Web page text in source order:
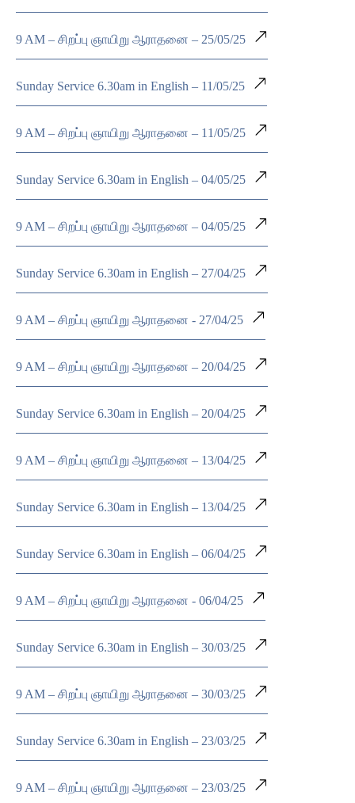
9 AM – சிறப்பு ஞாயிறு ஆராதனை – 25/05/25
Sunday Service 6.30am in English – 11/05/25
9 AM – சிறப்பு ஞாயிறு ஆராதனை – 11/05/25
Sunday Service 6.30am in English – 04/05/25
9 AM – சிறப்பு ஞாயிறு ஆராதனை – 04/05/25
Sunday Service 6.30am in English – 27/04/25
9 AM – சிறப்பு ஞாயிறு ஆராதனை - 27/04/25
9 AM – சிறப்பு ஞாயிறு ஆராதனை – 20/04/25
Sunday Service 6.30am in English – 20/04/25
9 AM – சிறப்பு ஞாயிறு ஆராதனை – 13/04/25
Sunday Service 6.30am in English – 13/04/25
Sunday Service 6.30am in English – 06/04/25
9 AM – சிறப்பு ஞாயிறு ஆராதனை - 06/04/25
Sunday Service 6.30am in English – 30/03/25
9 AM – சிறப்பு ஞாயிறு ஆராதனை – 30/03/25
Sunday Service 6.30am in English – 23/03/25
9 AM – சிறப்பு ஞாயிறு ஆராதனை – 23/03/25